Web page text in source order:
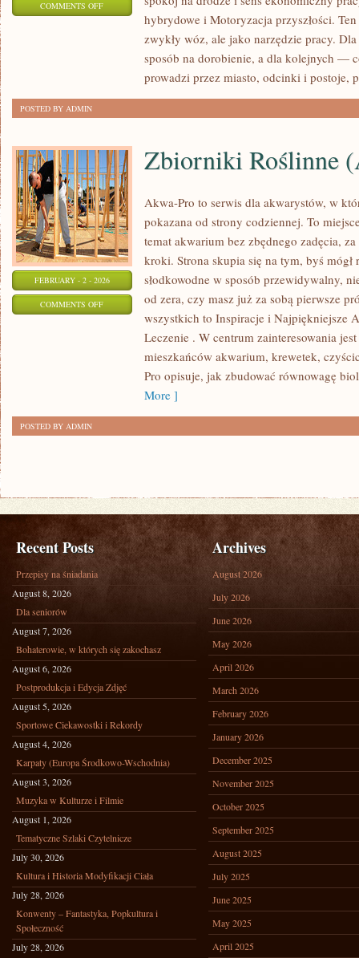
COMMENTS OFFON
NAJDZIWNIEJSZE
SAMOCHODY
hybrydowe i Motoryzacja przyszłości.
zwykły wóz, ale jako narzędzie pracy.
sposób na dorobienie, a dla kolejnych —
prowadzi przez miasto, odcinki i postoje,
POSTED BY ADMIN
FEBRUARY - 2 - 2026
COMMENTS OFFON
(AQUASCAPING)
Zbiorniki Roślinne
Akwa-Pro to serwis dla akwarystów, w
pokazana od strony codziennej. To
temat akwarium bez zbędnego zadęcia,
kroki. Strona skupia się na tym, byś
słodkowodne w sposób przewidywalny,
od zera, czy masz już za sobą pierwsze
wszystkich to Inspiracje i Najpiękniejsze
Leczenie . W centrum zainteresowania
mieszkańców akwarium, krewetek,
Pro opisuje, jak zbudować równowagę
More ]
POSTED BY ADMIN
Recent Posts
Przepisy na śniadania
August 8, 2026
Dla seniorów
August 7, 2026
Bohaterowie, w których się zakochasz
August 6, 2026
Postprodukcja i Edycja Zdjęć
August 5, 2026
Sportowe Ciekawostki i Rekordy
August 4, 2026
Karpaty (Europa Środkowo-Wschodnia)
August 3, 2026
Muzyka w Kulturze i Filmie
August 1, 2026
Tematyczne Szlaki Czytelnicze
July 30, 2026
Kultura i Historia Modyfikacji Ciała
July 28, 2026
Konwenty – Fantastyka, Popkultura i
Społeczność
July 28, 2026
Archives
August 2026
July 2026
June 2026
May 2026
April 2026
March 2026
February 2026
January 2026
December 2025
November 2025
October 2025
September 2025
August 2025
July 2025
June 2025
May 2025
April 2025